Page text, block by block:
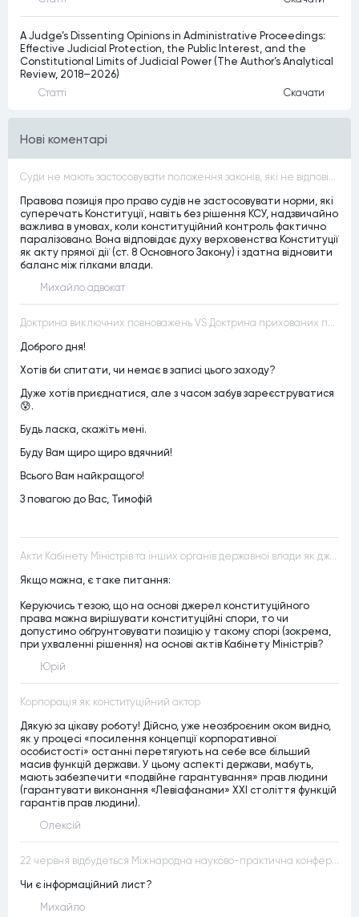
A Judge’s Dissenting Opinions in Administrative Proceedings:
Effective Judicial Protection, the Public Interest, and the
Constitutional Limits of Judicial Power (The Author’s Analytical
Review, 2018–2026)
Статтi Скачати
Нові коментарі
Суди не мають застосовувати положення законів, які не відповідають Конституції, незалежно від того, чи визнавалися вони Конституційним Судом України неконституційними, тобто закони, що суперечать Конституції України не можуть застосовуватися навіть у випадках, коли вони є чинними
Правова позиція про право судів не застосовувати норми, які
суперечать Конституції, навіть без рішення КСУ, надзвичайно
важлива в умовах, коли конституційний контроль фактично
паралізовано. Вона відповідає духу верховенства Конституції
як акту прямої дії (ст. 8 Основного Закону) і здатна відновити
баланс між гілками влади.
Михайло адвокат
Доктрина виключних повноважень VS Доктрина прихованих повноважень
Доброго дня!
Хотів би спитати, чи немає в записі цього заходу?
Дуже хотів приєднатися, але з часом забув зареєструватися
😰.
Будь ласка, скажіть мені.
Буду Вам щиро щиро вдячний!
Всього Вам найкращого!
З повагою до Вас, Тимофій
Акти Кабінету Міністрів та інших органів державної влади як джерела конституційного права
Якщо можна, є таке питання:
Керуючись тезою, що на основі джерел конституційного
права можна вирішувати конституційні спори, то чи
допустимо обґрунтовувати позицію у такому спорі (зокрема,
при ухваленні рішення) на основі актів Кабінету Міністрів?
Юрій
Корпорація як конституційний актор
Дякую за цікаву роботу! Дійсно, уже неозброєним оком видно,
як у процесі «посилення концепції корпоративної
особистості» останні перетягують на себе все більший
масив функцій держави. У цьому аспекті держави, мабуть,
мають забезпечити «подвійне гарантування» прав людини
(гарантувати виконання «Левіафанами» ХХІ століття функцій
гарантів прав людини).
Олексій
22 червня відбудеться Міжнародна науково-практична конференція “Конституційна демократія в умовах загроз територіальній цілісності та національній безпеці”
Чи є інформаційний лист?
Михайло